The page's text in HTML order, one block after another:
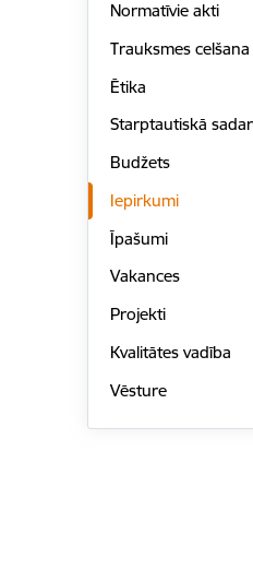
Normatīvie akti
Trauksmes celšana
Ētika
Starptautiskā
Budžets
Iepirkumi
Īpašumi
Vakances
Projekti
Kvalitātes vadība
Vēsture